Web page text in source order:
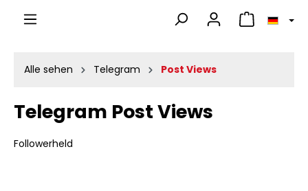
Warenkorb
Alle sehen Telegram Post Views
Telegram Post Views
Followerheld